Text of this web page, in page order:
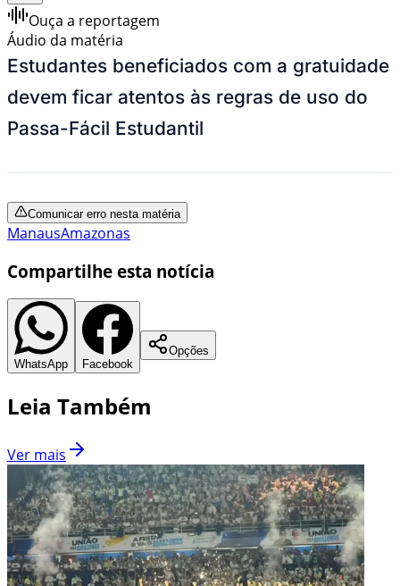
Ouça a reportagem
Áudio da matéria
Estudantes beneficiados com a gratuidade
devem ficar atentos às regras de uso do
Passa-Fácil Estudantil
Comunicar erro nesta matéria
ManausAmazonas
Compartilhe esta notícia
WhatsApp Facebook
Opções
Leia Também
Ver mais